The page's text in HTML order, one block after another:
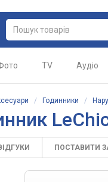
TV Аудіо
/ Годинники /
ПОСТАВИТИ